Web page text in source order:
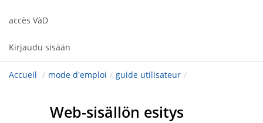
accès VàD
Kirjaudu sisään
Accueil / mode d'emploi / guide utilisateur /
Web-sisällön esitys